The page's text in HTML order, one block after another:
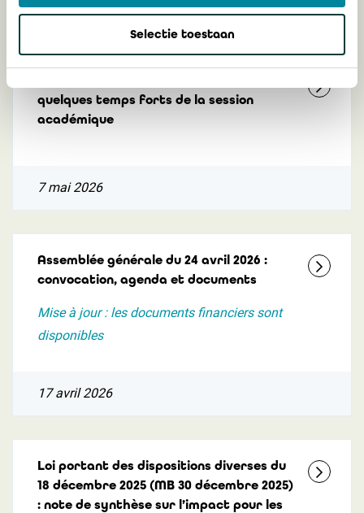
Selectie toestaan
intéresser
quelques temps forts de la session
académique
7 mai 2026
Assemblée générale du 24 avril 2026 :
convocation, agenda et documents
Mise à jour : les documents financiers sont
disponibles
17 avril 2026
Loi portant des dispositions diverses du
18 décembre 2025 (MB 30 décembre 2025)
: note de synthèse sur l’impact pour les